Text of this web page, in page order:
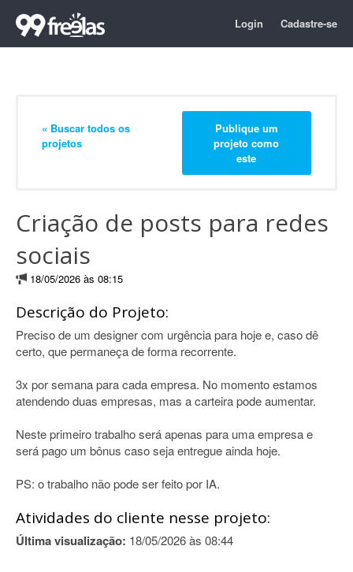
Login Cadastre-se
« Buscar todos os
projetos
Publique um
projeto como
este
Criação de posts para redes
sociais
18/05/2026 às 08:15
Descrição do Projeto:
Preciso de um designer com urgência para hoje e, caso dê
certo, que permaneça de forma recorrente.
3x por semana para cada empresa. No momento estamos
atendendo duas empresas, mas a carteira pode aumentar.
Neste primeiro trabalho será apenas para uma empresa e
será pago um bônus caso seja entregue ainda hoje.
PS: o trabalho não pode ser feito por IA.
Atividades do cliente nesse projeto:
Última visualização: 18/05/2026 às 08:44